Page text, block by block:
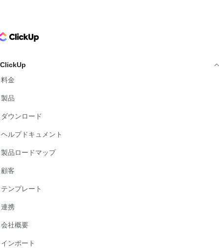
Logo
ClickUp
料金
製品
ダウンロード
ヘルプドキュメント
製品ロードマップ
顧客
テンプレート
連携
会社概要
インポート